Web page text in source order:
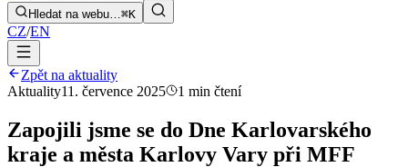
Hledat na webu…⌘K
CZ/EN
Zpět na aktuality
Aktuality11. července 2025 1 min čtení
Zapojili jsme se do Dne Karlovarského
kraje a města Karlovy Vary při MFF